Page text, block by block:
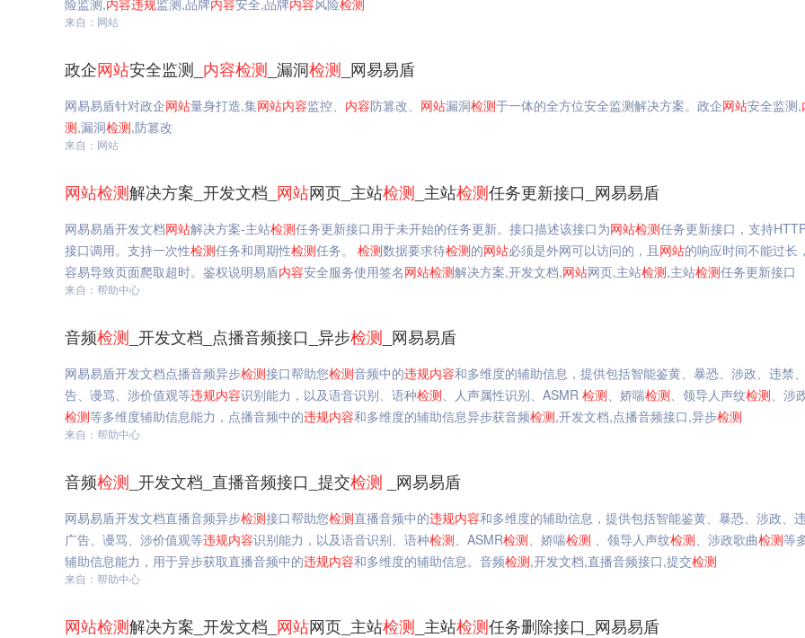
险监测,内容违规监测,品牌内容安全,品牌内容风险检测
来自：网站
政企网站安全监测_ 内容检测 _漏洞检测 _网易易盾
网易易盾针对政企网站量身打造,集网站内容监控、 内容防篡改、 网站漏洞检测于一体的全方位安全监测解决方案。政企网站安全监测,
测,漏洞检测,防篡改
来自：网站
网站检测解决方案_开发文档_ 网站网页_主站检测 _主站检测任务更新接口_网易易盾
网易易盾开发文档网站解决方案-主站检测任务更新接口用于未开始的任务更新。接口描述该接口为网站检测任务更新接口，支持
接口调用。支持一次性检测任务和周期性检测任务。 检测数据要求待检测的网站必须是外网可以访问的，且 网站的响应时间不能过长
容易导致页面爬取超时。鉴权说明易盾内容安全服务使用签名网站检测解决方案,开发文档,网站网页,主站检测,主站检测任务更新接口
来自：帮助中心
音频检测 _开发文档_点播音频接口_异步检测 _网易易盾
网易易盾开发文档点播音频异步检测接口帮助您检测音频中的违规内容和多维度的辅助信息，提供包括智能鉴黄、暴恐、涉政、违禁
告、谩骂、涉价值观等违规内容识别能力，以及语音识别、语种检测、人声属性识别、ASMR 检测、娇喘检测、领导人声纹检测、涉
检测等多维度辅助信息能力，点播音频中的违规内容和多维度的辅助信息异步获音频检测,开发文档,点播音频接口,异步检测
来自：帮助中心
音频检测 _开发文档_直播音频接口_提交检测 _网易易盾
网易易盾开发文档直播音频异步检测接口帮助您检测直播音频中的违规内容和多维度的辅助信息，提供包括智能鉴黄、暴恐、涉政、违
广告、谩骂、涉价值观等违规内容识别能力，以及语音识别、语种检测、ASMR检测、娇喘检测 、领导人声纹检测、涉政歌曲检测等
辅助信息能力，用于异步获取直播音频中的违规内容和多维度的辅助信息。音频检测,开发文档,直播音频接口,提交检测
来自：帮助中心
网站检测解决方案_开发文档_ 网站网页_主站检测 _主站检测任务删除接口_网易易盾